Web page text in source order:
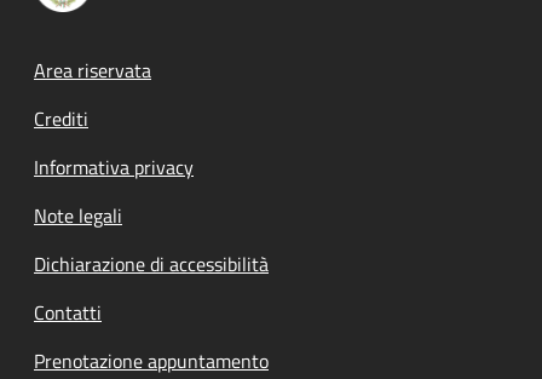
Footer menu
Area riservata
Crediti
Informativa privacy
Note legali
Dichiarazione di accessibilità
Contatti
Prenotazione appuntamento